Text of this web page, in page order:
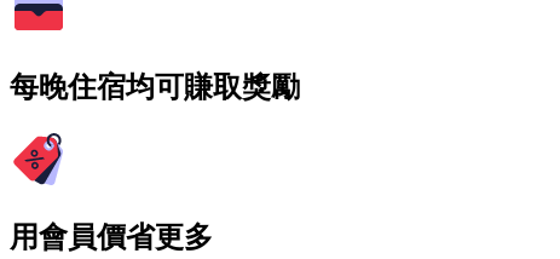
每晚住宿均可賺取獎勵
用會員價省更多